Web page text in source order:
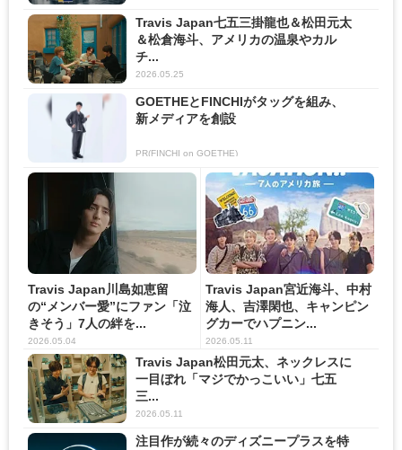
Travis Japan七五三掛龍也＆松田元太
＆松倉海斗、アメリカの温泉やカル
チ...
2026.05.25
GOETHEとFINCHIがタッグを組み、
新メディアを創設
PR(FINCHI on GOETHE)
Travis Japan川島如恵留
の“メンバー愛”にファン「泣
きそう」7人の絆を...
2026.05.04
Travis Japan宮近海斗、中村
海人、吉澤閑也、キャンピン
グカーでハプニン...
2026.05.11
Travis Japan松田元太、ネックレスに
一目ぼれ「マジでかっこいい」七五
三...
2026.05.11
注目作が続々のディズニープラスを特